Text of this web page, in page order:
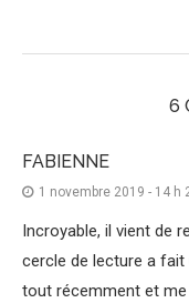
6
FABIENNE
1 novembre 2019 - 14 h
Incroyable, il vient de
cercle de lecture a fait
tout récemment et me